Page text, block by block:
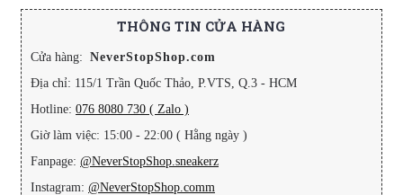
THÔNG TIN CỬA HÀNG
Cửa hàng: NeverStopShop.com
Địa chỉ: 115/1 Trần Quốc Thảo, P.VTS, Q.3 - HCM
Hotline: 076 8080 730 ( Zalo )
Giờ làm việc: 15:00 - 22:00 ( Hằng ngày )
Fanpage: @NeverStopShop.sneakerz
Instagram: @NeverStopShop.comm